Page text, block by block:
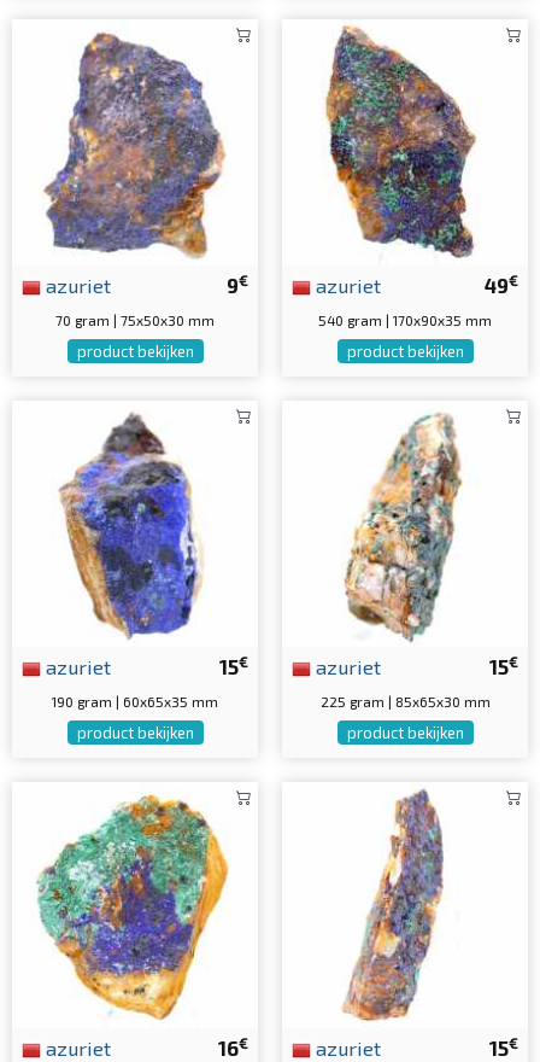
9€
azuriet
70 gram | 75x50x30 mm
product bekijken
49€
azuriet
540 gram | 170x90x35 mm
product bekijken
15€
azuriet
190 gram | 60x65x35 mm
product bekijken
15€
azuriet
225 gram | 85x65x30 mm
product bekijken
16€
azuriet 15€
azuriet